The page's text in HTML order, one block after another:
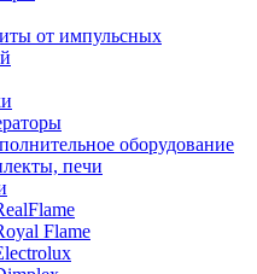
от импульсных
оборудование
печи
Flame